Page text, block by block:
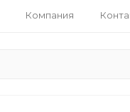
Компания